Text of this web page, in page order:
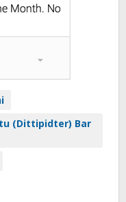
(Dittipidter) Bar